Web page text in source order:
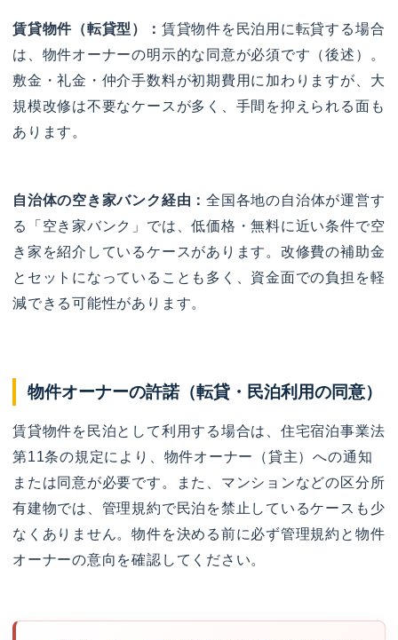
賃貸物件（転貸型）： 賃貸物件を民泊用に転貸する場合
は、物件オーナーの明示的な同意が必須です（後述）。
敷金・礼金・仲介手数料が初期費用に加わりますが、大
規模改修は不要なケースが多く、手間を抑えられる面も
あります。
自治体の空き家バンク経由：全国各地の自治体が運営す
る「空き家バンク」では、低価格・無料に近い条件で空
き家を紹介しているケースがあります。改修費の補助金
とセットになっていることも多く、資金面での負担を軽
減できる可能性があります。
物件オーナーの許諾（転貸・民泊利用の同意）
賃貸物件を民泊として利用する場合は、住宅宿泊事業法
第11条の規定により、物件オーナー（貸主）への通知
または同意が必要です。また、マンションなどの区分所
有建物では、管理規約で民泊を禁止しているケースも少
なくありません。物件を決める前に必ず管理規約と物件
オーナーの意向を確認してください。